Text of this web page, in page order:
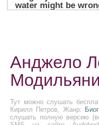
Анджело
Модильяни
Тут можно слушать
Кирилл Петров, Жанр:
слушать полную версию